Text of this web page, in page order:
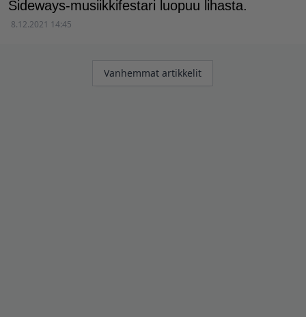
Sideways-musiikkifestari luopuu lihasta.
8.12.2021 14:45
Artikkelien
Vanhemmat artikkelit